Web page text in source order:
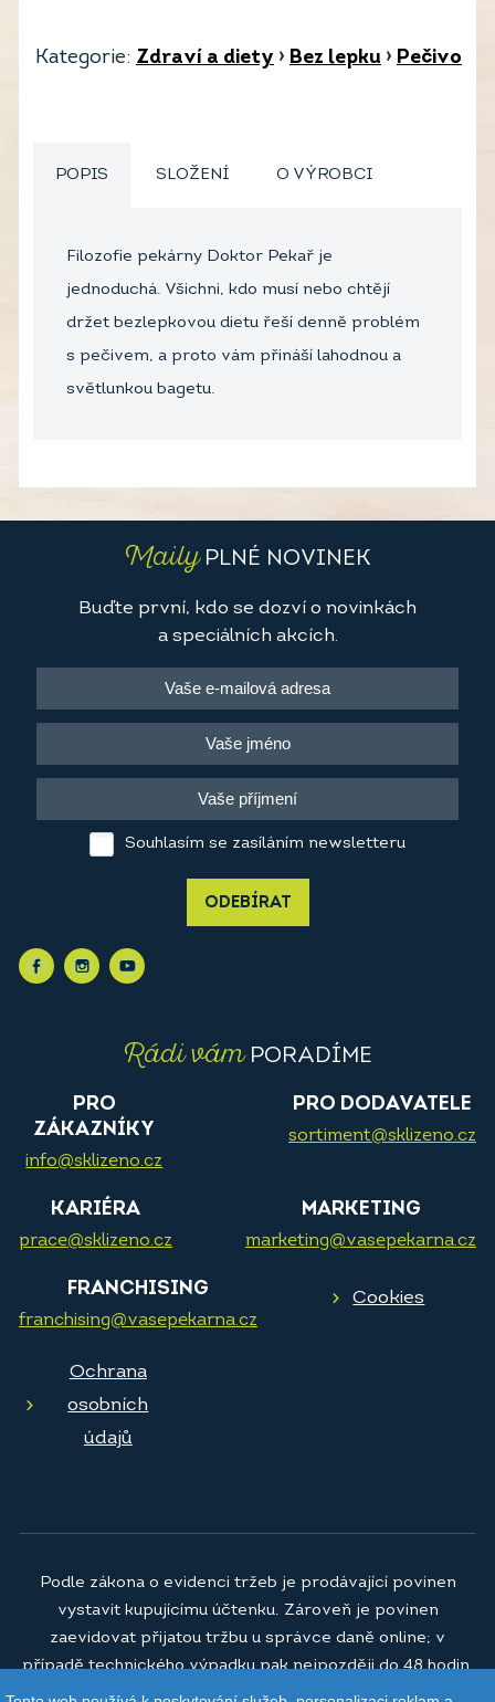
Kategorie: Zdraví a diety › Bez lepku › Pečivo
POPIS SLOŽENÍ O VÝROBCI
Filozofie pekárny Doktor Pekař je
jednoduchá. Všichni, kdo musí nebo chtějí
držet bezlepkovou dietu řeší denně problém
s pečivem, a proto vám přináší lahodnou a
světlunkou bagetu.
MailyPLNÉ NOVINEK
Buďte první, kdo se dozví o novinkách
a speciálních akcích.
Souhlasím se zasíláním newsletteru
ODEBÍRAT
Rádi vámPORADÍME
PRO
ZÁKAZNÍKY
info@sklizeno.cz
PRO DODAVATELE
sortiment@sklizeno.cz
KARIÉRA
prace@sklizeno.cz
MARKETING
marketing@vasepekarna.cz
FRANCHISING
franchising@vasepekarna.cz
Cookies
Ochrana
osobních
údajů
Podle zákona o evidenci tržeb je prodávající povinen
vystavit kupujícímu účtenku. Zároveň je povinen
zaevidovat přijatou tržbu u správce daně online; v
případě technického výpadku pak nejpozději do 48 hodin.